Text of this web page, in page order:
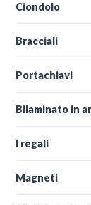
Ciondolo
Bracciali
Portachiavi
Bilaminato in
I regali
Magneti